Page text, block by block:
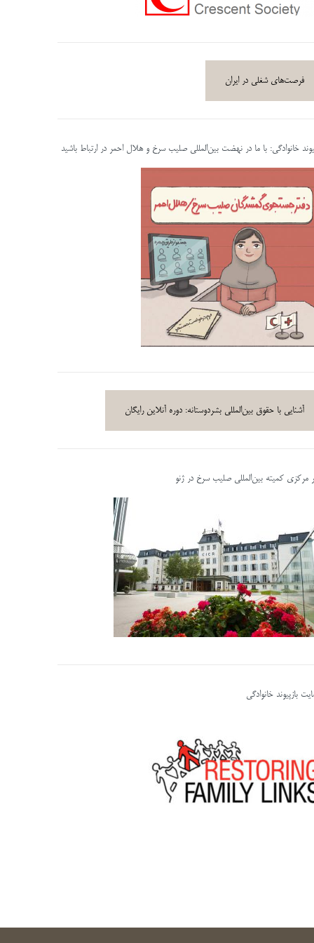
فرصت‌های شغلی در ایران
خانوادگی: با ما در نهضت بین‌المللی صلیب سرخ و هلال احمر در ارتباط باشید
آشنایی با حقوق بین‌المللی بشردوستانه: دوره آنلاین رایگان
مرکزی کمیته بین‌المللی صلیب سرخ در ژنو
بازپیوند خانوادگی